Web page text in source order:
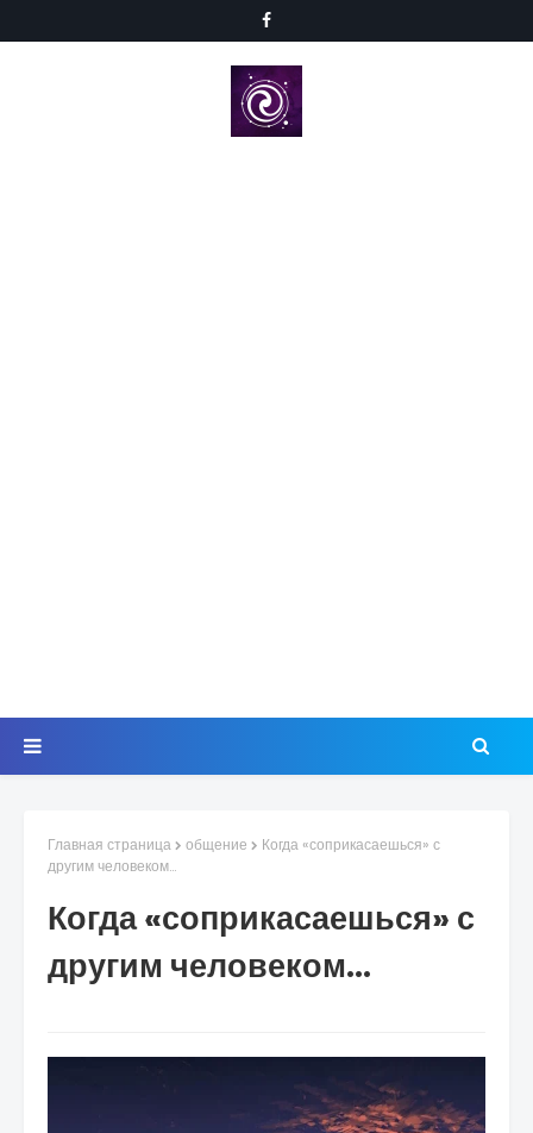
Главная страница общение
Когда «соприкасаешься» с
другим человеком…
Когда «соприкасаешься» с
другим человеком…